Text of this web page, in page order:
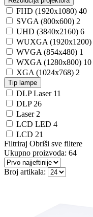
FHD (1920x1080) 40
SVGA (800x600) 2
UHD (3840x2160) 6
WUXGA (1920x1200)
WVGA (854x480) 1
WXGA (1280x800) 10
XGA (1024x768) 2
Tip lampe
DLP Laser 11
DLP 26
Laser 2
LCD LED 4
LCD 21
Filtriraj Obriši sve filtere
Ukupno proizvoda: 64
Broj artikala: